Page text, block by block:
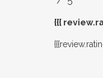
{{{